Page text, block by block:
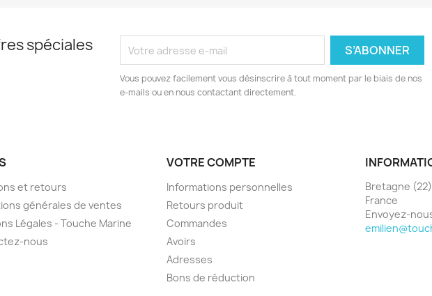
spéciales
Vous pouvez facilement vous désinscrire à tout moment par le biais de nos
e-mails ou en nous contactant directement.
et retours
générales de ventes
Légales - Touche Marine
nous
VOTRE COMPTE
Informations personnelles
Retours produit
Commandes
Avoirs
Adresses
Bons de réduction
Bretagne (22)
France
Envoyez-